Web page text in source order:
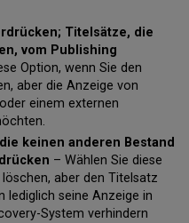
Titelsätze, die
vom Publishing
Option, wenn Sie den
aber die Anzeige von
einem externen
keinen anderen Bestand
– Wählen Sie diese
aber den Titelsatz
lediglich seine Anzeige in
System verhindern